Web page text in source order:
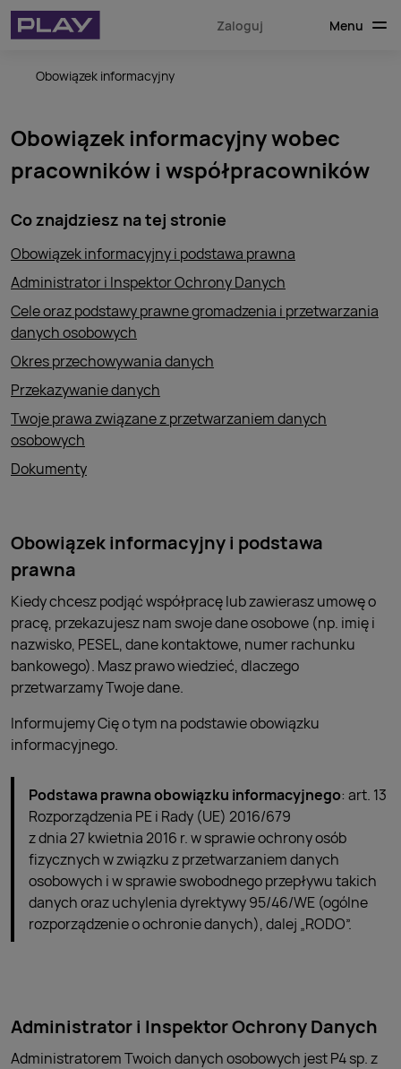
Zaloguj Menu
Obowiązek informacyjny
Obowiązek informacyjny wobec
pracowników i współpracowników
Co znajdziesz na tej stronie
Obowiązek informacyjny i podstawa prawna
Administrator i Inspektor Ochrony Danych
Cele oraz podstawy prawne gromadzenia i przetwarzania
danych osobowych
Okres przechowywania danych
Przekazywanie danych
Twoje prawa związane z przetwarzaniem danych
osobowych
Dokumenty
Obowiązek informacyjny i podstawa
prawna
Kiedy chcesz podjąć współpracę lub zawierasz umowę o
pracę, przekazujesz nam swoje dane osobowe (np. imię i
nazwisko, PESEL, dane kontaktowe, numer rachunku
bankowego). Masz prawo wiedzieć, dlaczego
przetwarzamy Twoje dane.
Informujemy Cię o tym na podstawie obowiązku
informacyjnego.
Podstawa prawna obowiązku informacyjnego: art. 13
Rozporządzenia PE i Rady (UE) 2016/679
z dnia 27 kwietnia 2016 r. w sprawie ochrony osób
fizycznych w związku z przetwarzaniem danych
osobowych i w sprawie swobodnego przepływu takich
danych oraz uchylenia dyrektywy 95/46/WE (ogólne
rozporządzenie o ochronie danych), dalej „RODO”.
Administrator i Inspektor Ochrony Danych
Administratorem Twoich danych osobowych jest P4 sp. z